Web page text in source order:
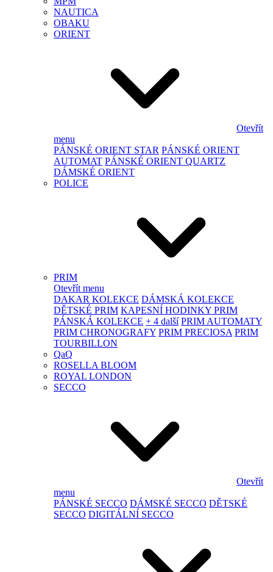
NAUTICA
OBAKU
ORIENT
Otevřít
menu
PÁNSKÉ ORIENT STAR PÁNSKÉ ORIENT
AUTOMAT PÁNSKÉ ORIENT QUARTZ
DÁMSKÉ ORIENT
POLICE
PRIM
Otevřít menu
DAKAR KOLEKCE DÁMSKÁ KOLEKCE
DĚTSKÉ PRIM KAPESNÍ HODINKY PRIM
PÁNSKÁ KOLEKCE + 4 další PRIM AUTOMATY
PRIM CHRONOGRAFY PRIM PRECIOSA PRIM
TOURBILLON
QaQ
ROSELLA BLOOM
ROYAL LONDON
SECCO
Otevřít
menu
PÁNSKÉ SECCO DÁMSKÉ SECCO DĚTSKÉ
SECCO DIGITÁLNÍ SECCO